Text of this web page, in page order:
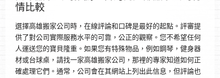
情比較
選擇高雄搬家公司時，在線評論和口碑是最好的起點。評審提
供了對公司實際服務水平的可靠，公正的觀察。您不希望任何
人運送您的寶貝隆重。如果您有特殊物品，例如鋼琴，健身器
材或台球桌，請找一家高雄搬家公司，那裡的專家知道如何正
確處理它們。通常，公司會在其網站上列出此信息，但評論也